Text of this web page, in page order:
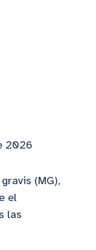
2026
(MG),
el
las